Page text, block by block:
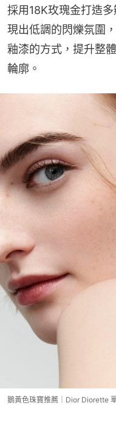
採用18K玫瑰金打造
現出低調的閃爍氛圍
釉漆的方式，提升整
輪廓。
鵝黃色珠寶推薦｜Dior Diorette